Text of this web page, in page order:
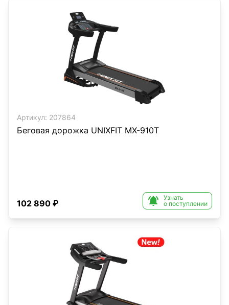
Артикул: 207864
Беговая дорожка UNIXFIT MX-910T
102 890 ₽ 
Узнать
о поступлении